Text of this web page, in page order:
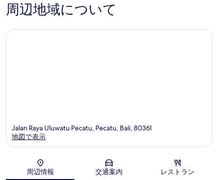
件
の
コ
口
周辺地域について
地図
Jalan Raya Uluwatu Pecatu, Pecatu, Bali, 80361
地図で表示
周辺情報 交通案内 レストラン